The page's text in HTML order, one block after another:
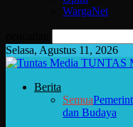
WargaNet
Selasa, Agustus 11, 2026
TUNTAS
Berita
Semua
dan Budaya